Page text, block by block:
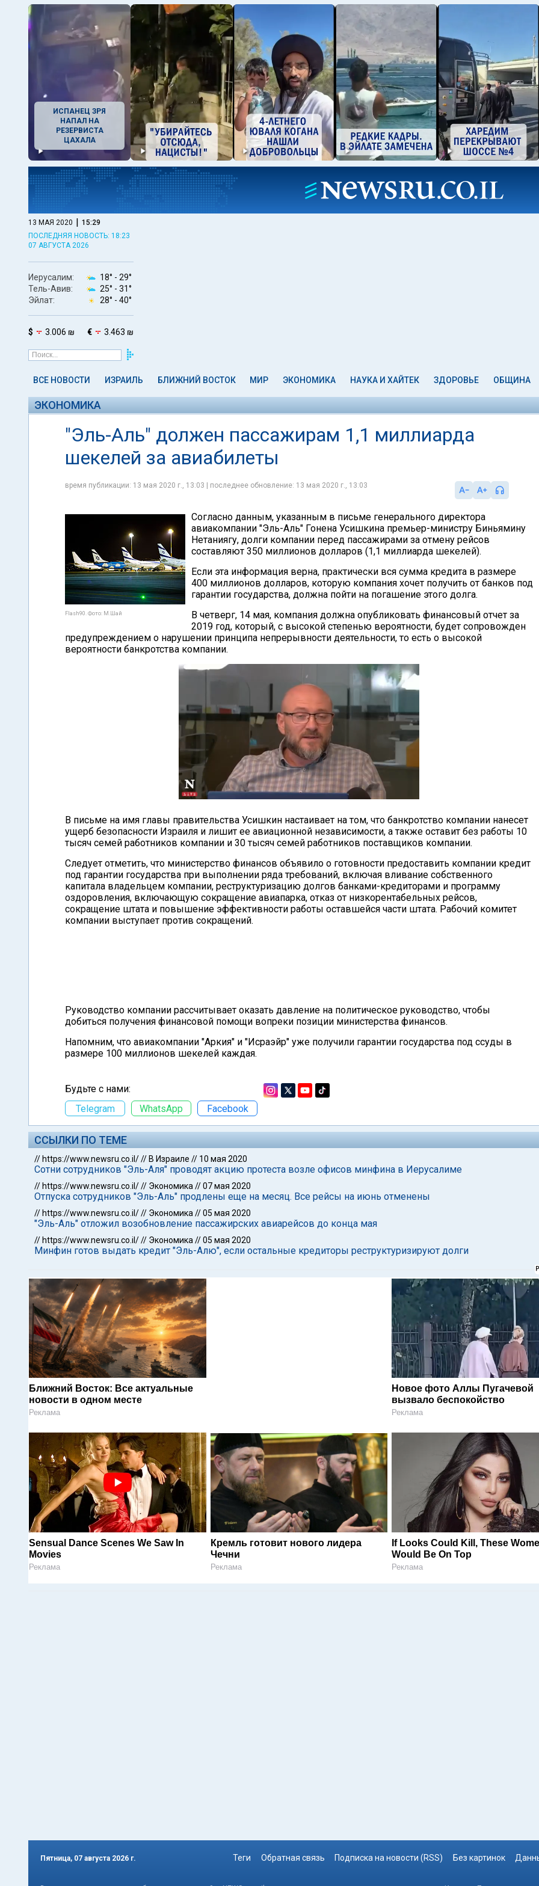
ИСПАНЕЦ ЗРЯ
НАПАЛ НА
РЕЗЕРВИСТА
ЦАХАЛА
13 МАЯ 2020 | 15:29
ПОСЛЕДНЯЯ НОВОСТЬ: 18:23
07 АВГУСТА 2026
Иерусалим: 18° - 29°
Тель-Авив:
25° - 31°
Эйлат:
28° - 40°
$ 3.006 ₪ € 3.463 ₪
ВСЕ НОВОСТИ ИЗРАИЛЬ БЛИЖНИЙ ВОСТОК МИР ЭКОНОМИКА НАУКА И ХАЙТЕК ЗДОРОВЬЕ ОБЩИНА
ЭКОНОМИКА
"Эль-Аль" должен пассажирам 1,1 миллиарда
шекелей за авиабилеты
время публикации: 13 мая 2020 г., 13:03 | последнее обновление: 13 мая 2020 г., 13:03
Flash90. Фото: М.Шай
Согласно данным, указанным в письме генерального директора
авиакомпании "Эль-Аль" Гонена Усишкина премьер-министру Биньямину
Нетаниягу, долги компании перед пассажирами за отмену рейсов
составляют 350 миллионов долларов (1,1 миллиарда шекелей).
Если эта информация верна, практически вся сумма кредита в размере
400 миллионов долларов, которую компания хочет получить от банков под
гарантии государства, должна пойти на погашение этого долга.
В четверг, 14 мая, компания должна опубликовать финансовый отчет за
2019 год, который, с высокой степенью вероятности, будет сопровожден
предупреждением о нарушении принципа непрерывности деятельности, то есть о высокой
вероятности банкротства компании.
В письме на имя главы правительства Усишкин настаивает на том, что банкротство компании нанесет
ущерб безопасности Израиля и лишит ее авиационной независимости, а также оставит без работы 10
тысяч семей работников компании и 30 тысяч семей работников поставщиков компании.
Следует отметить, что министерство финансов объявило о готовности предоставить компании кредит
под гарантии государства при выполнении ряда требований, включая вливание собственного
капитала владельцем компании, реструктуризацию долгов банками-кредиторами и программу
оздоровления, включающую сокращение авиапарка, отказ от низкорентабельных рейсов,
сокращение штата и повышение эффективности работы оставшейся части штата. Рабочий комитет
компании выступает против сокращений.
Руководство компании рассчитывает оказать давление на политическое руководство, чтобы
добиться получения финансовой помощи вопреки позиции министерства финансов.
Напомним, что авиакомпании "Аркия" и "Исраэйр" уже получили гарантии государства под ссуды в
размере 100 миллионов шекелей каждая.
Будьте с нами:
Telegram
WhatsApp Facebook
ССЫЛКИ ПО ТЕМЕ
// https://www.newsru.co.il/// В Израиле // 10 мая 2020
Сотни сотрудников "Эль-Аля" проводят акцию протеста возле офисов минфина в Иерусалиме
// https://www.newsru.co.il/// Экономика //07 мая 2020
Отпуска сотрудников "Эль-Аль" продлены еще на месяц. Все рейсы на июнь отменены
// https://www.newsru.co.il/// Экономика //05 мая 2020
"Эль-Аль" отложил возобновление пассажирских авиарейсов до конца мая
// https://www.newsru.co.il/// Экономика //05 мая 2020
Минфин готов выдать кредит "Эль-Алю", если остальные кредиторы реструктуризируют долги
Ближний Восток: Все актуальные
новости в одном месте
Реклама
Новое фото Аллы Пугачевой
вызвало беспокойство
Реклама
Sensual Dance Scenes We Saw In
Movies
Реклама
Кремль готовит нового лидера
Чечни
Реклама
If Looks Could Kill, These
Would Be On Top
Реклама
Пятница, 07 августа 2026 г. Теги Обратная связь Подписка на новости (RSS) Без картинок